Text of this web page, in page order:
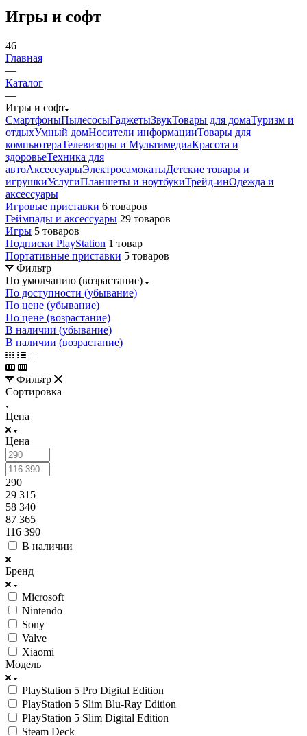
Игры и софт
46
Главная
—
Каталог
—
Игры и софт
СмартфоныПылесосыГаджетыЗвукТовары для домаТуризм и
отдыхУмный домНосители информацииТовары для
компьютераТелевизоры и МультимедиаКрасота и
здоровьеТехника для
автоАксессуарыЭлектросамокатыДетские товары и
игрушкиУслугиПланшеты и ноутбукиТрейд-инОдежда и
аксессуары
Игровые приставки 6 товаров
Геймпады и аксессуары 29 товаров
Игры 5 товаров
Подписки PlayStation 1 товар
Портативные приставки 5 товаров
Фильтр
По умолчанию (возрастание)
По доступности (убывание)
По цене (убывание)
По цене (возрастание)
В наличии (убывание)
В наличии (возрастание)
Фильтр
Сортировка
Цена
Цена
290
29 315
58 340
87 365
116 390
В наличии
Бренд
Microsoft
Nintendo
Sony
Valve
Xiaomi
Модель
PlayStation 5 Pro Digital Edition
PlayStation 5 Slim Blu-Ray Edition
PlayStation 5 Slim Digital Edition
Steam Deck